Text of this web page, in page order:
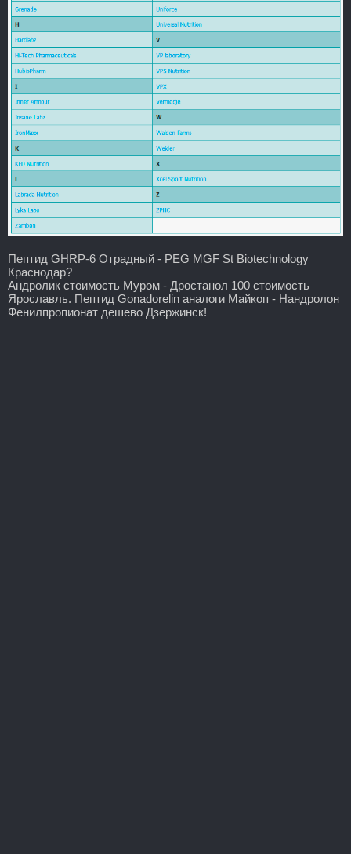
Пептид GHRP-6 Отрадный - PEG MGF St Biotechnology
Краснодар?
Андролик стоимость Муром - Дростанол 100 стоимость
Ярославль. Пептид Gonadorelin аналоги Майкоп - Нандролон
Фенилпропионат дешево Дзержинск!